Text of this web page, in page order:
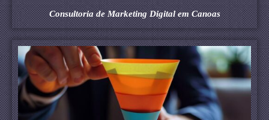
Consultoria de Marketing Digital em Canoas